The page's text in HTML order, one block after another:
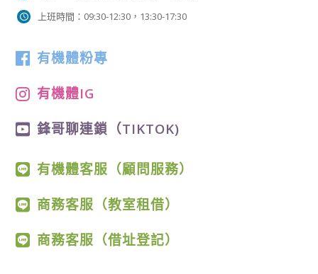
上班時間：09:30-12:30，13:30-17:30
有機體粉專
有機體IG
鋒哥聊連鎖（TIKTOK)
有機體客服（顧問服務）
商務客服（教室租借）
商務客服（借址登記）